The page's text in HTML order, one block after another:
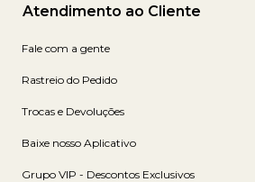
Atendimento ao Cliente
Fale com a gente
Rastreio do Pedido
Trocas e Devoluções
Baixe nosso Aplicativo
Grupo VIP - Descontos Exclusivos